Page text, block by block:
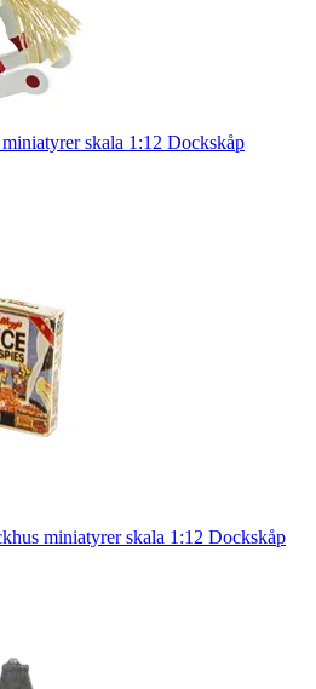
skala 1:12 Dockskåp
miniatyrer skala 1:12 Dockskåp